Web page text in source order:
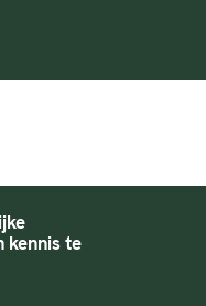
kennis te